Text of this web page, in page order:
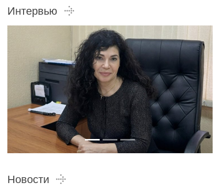
Интервью
Новости